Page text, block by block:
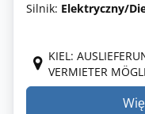
Silnik: Elektryczny/
KIEL:
VERMIETER